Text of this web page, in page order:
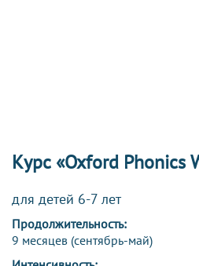
Курс «Oxford Phonics
для детей 6-7 лет
Продолжительность:
9 месяцев (сентябрь-май)